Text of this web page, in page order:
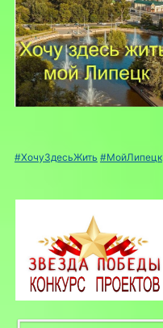
#ХочуЗдесьЖить #МойЛипецк